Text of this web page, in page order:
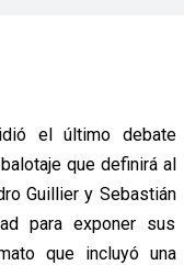
el último debate
que definirá al
Guillier y Sebastián
para exponer sus
que incluyó una